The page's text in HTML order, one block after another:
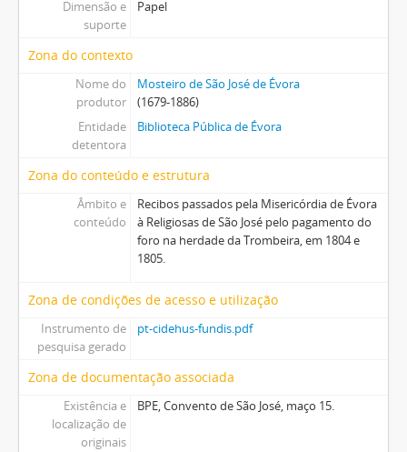
Dimensão e
suporte
Papel
Zona do contexto
Nome do
produtor
Mosteiro de São José de Évora
(1679-1886)
Entidade
detentora
Biblioteca Pública de Évora
Zona do conteúdo e estrutura
Âmbito e
conteúdo
Recibos passados pela Misericórdia de Évora
à Religiosas de São José pelo pagamento do
foro na herdade da Trombeira, em 1804 e
1805.
Zona de condições de acesso e utilização
Instrumento de
pesquisa gerado
pt-cidehus-fundis.pdf
Zona de documentação associada
Existência e
localização de
originais
BPE, Convento de São José, maço 15.